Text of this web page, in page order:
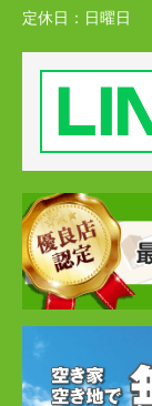
定休日： 日曜日